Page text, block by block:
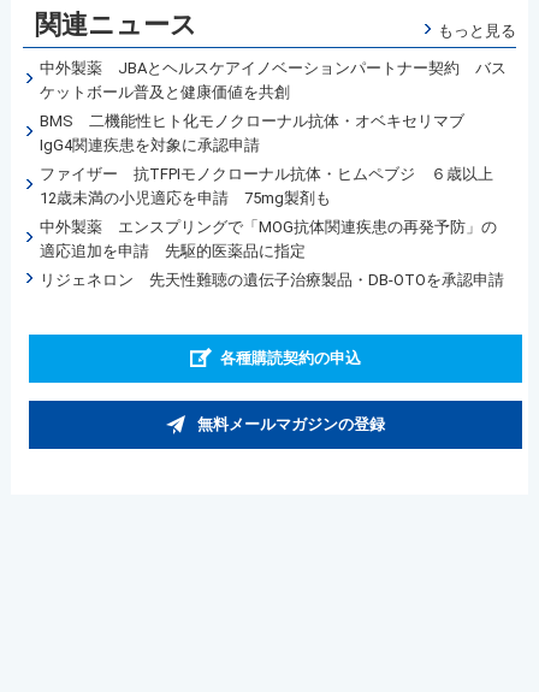
関連ニュース もっと見る
中外製薬 JBAとヘルスケアイノベーションパートナー契約 バス
ケットボール普及と健康価値を共創
BMS 二機能性ヒト化モノクローナル抗体・オベキセリマブ
IgG4関連疾患を対象に承認申請
ファイザー 抗TFPIモノクローナル抗体・ヒムペブジ ６歳以上
12歳未満の小児適応を申請 75mg製剤も
中外製薬 エンスプリングで「MOG抗体関連疾患の再発予防」の
適応追加を申請 先駆的医薬品に指定
リジェネロン 先天性難聴の遺伝子治療製品・DB-OTOを承認申請
各種購読契約の申込
無料メールマガジンの登録